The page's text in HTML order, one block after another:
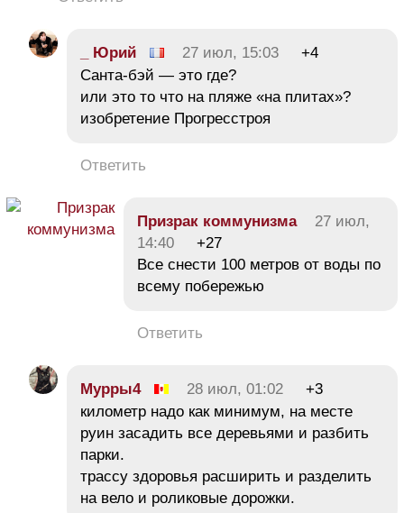
_ Юрий 27 июл, 15:03
+4
Санта-бэй — это где?
или это то что на пляже «на плитах»?
изобретение Прогресстроя
Ответить
Призрак коммунизма
27 июл,
14:40
+27
Все снести 100 метров от воды по
всему побережью
Ответить
Мурры4 28 июл, 01:02
+3
километр надо как минимум, на месте
руин засадить все деревьями и разбить
парки.
трассу здоровья расширить и разделить
на вело и роликовые дорожки.